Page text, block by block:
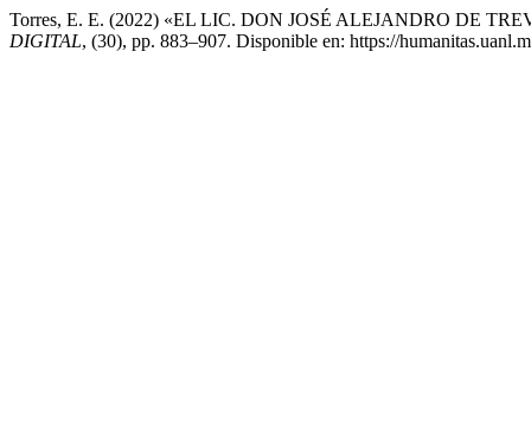
Torres, E. E. (2022) «EL LIC. DON JOSÉ ALEJANDRO DE
DIGITAL, (30), pp. 883–907. Disponible en: https://